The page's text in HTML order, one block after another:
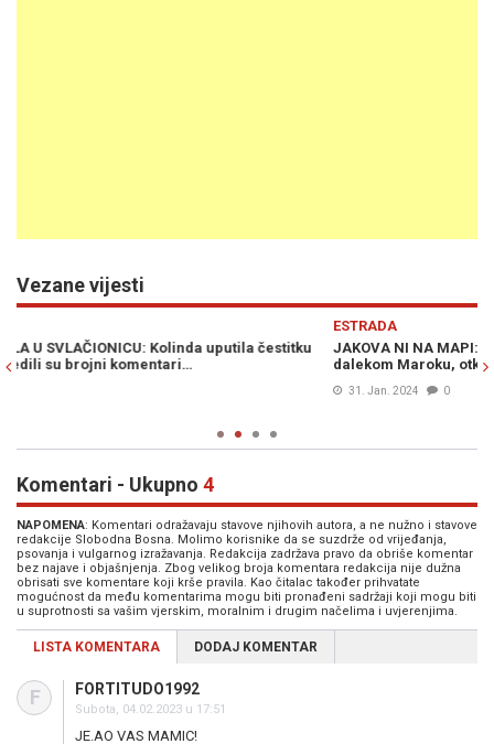
Vezane vijesti
JAKOVA NI NA MAPI: Kolinda snimljena u muškom društvu u
dalekom Maroku, otkriveno o kome se radi…
Komentari - Ukupno 4
NAPOMENA: Komentari odražavaju stavove njihovih autora, a ne nužno i stavove
redakcije Slobodna Bosna. Molimo korisnike da se suzdrže od vrijeđanja,
psovanja i vulgarnog izražavanja. Redakcija zadržava pravo da obriše komentar
bez najave i objašnjenja. Zbog velikog broja komentara redakcija nije dužna
obrisati sve komentare koji krše pravila. Kao čitalac također prihvatate
mogućnost da među komentarima mogu biti pronađeni sadržaji koji mogu biti
u suprotnosti sa vašim vjerskim, moralnim i drugim načelima i uvjerenjima.
LISTA KOMENTARA DODAJ KOMENTAR
F FORTITUDO1992
Subota, 04.02.2023 u 17:51
JE.AO VAS MAMIC!